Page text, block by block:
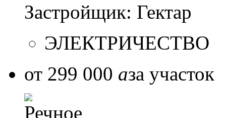
Застройщик: Гектар
ЭЛЕКТРИЧЕСТВО
от 299 000 aза участок